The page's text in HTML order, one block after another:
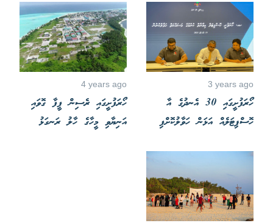
3 years ago
ހޯރަފުށީގައި 30 އެނދުގެ އާ
ހޮސްޕިޓަލެއް އަޅަން ހަވާލުކޮށްފި
4 years ago
ހޯރަފުށީގައި ރެސިން ފީފާ ގޮވައި
އަނިޔާވި މީހާގެ ހާލު ރަނގަޅު